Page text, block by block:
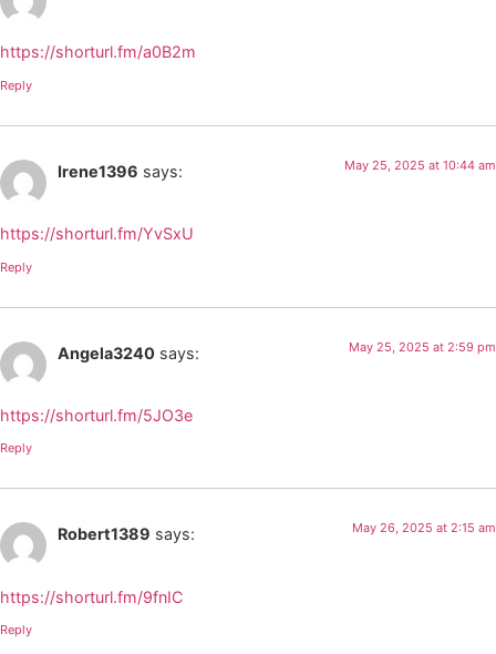
https://shorturl.fm/a0B2m
Reply
Irene1396 says: May 25, 2025 at 10:44 am
https://shorturl.fm/YvSxU
Reply
Angela3240 says: May 25, 2025 at 2:59 pm
https://shorturl.fm/5JO3e
Reply
Robert1389 says: May 26, 2025 at 2:15 am
https://shorturl.fm/9fnIC
Reply